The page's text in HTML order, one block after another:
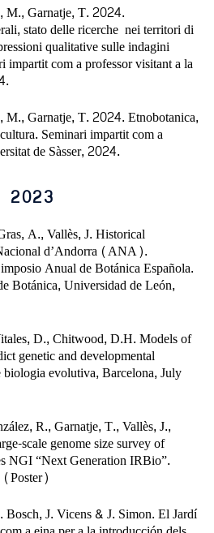
M., Garnatje, T. 2024.
stato delle ricerche nei territori di
qualitative sulle indagini
impartit com a professor visitant a la
M., Garnatje, T. 2024. Etnobotanica,
Seminari impartit com a
de Sàsser, 2024.
2023
A., Vallès, J. Historical
d’Andorra (ANA).
Anual de Botánica Española.
Botánica, Universidad de León,
D., Chitwood, D.H. Models of
genetic and developmental
evolutiva, Barcelona, July
R., Garnatje, T., Vallès, J.,
scale genome size survey of
NGI “Next Generation IRBio”.
(Poster)
J. Vicens & J. Simon. El Jardí